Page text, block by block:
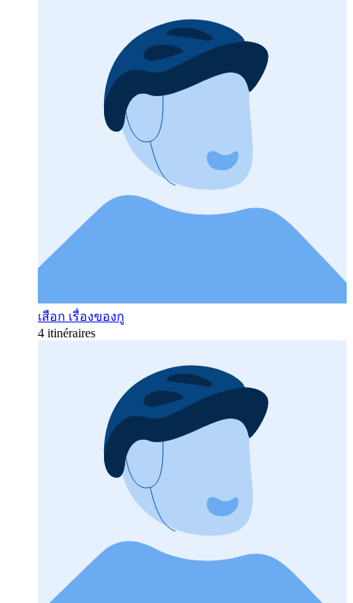
เสือก เรื่องของกู
4 itinéraires